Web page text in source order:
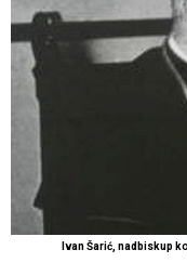
Ivan Šarić, nadbiskup